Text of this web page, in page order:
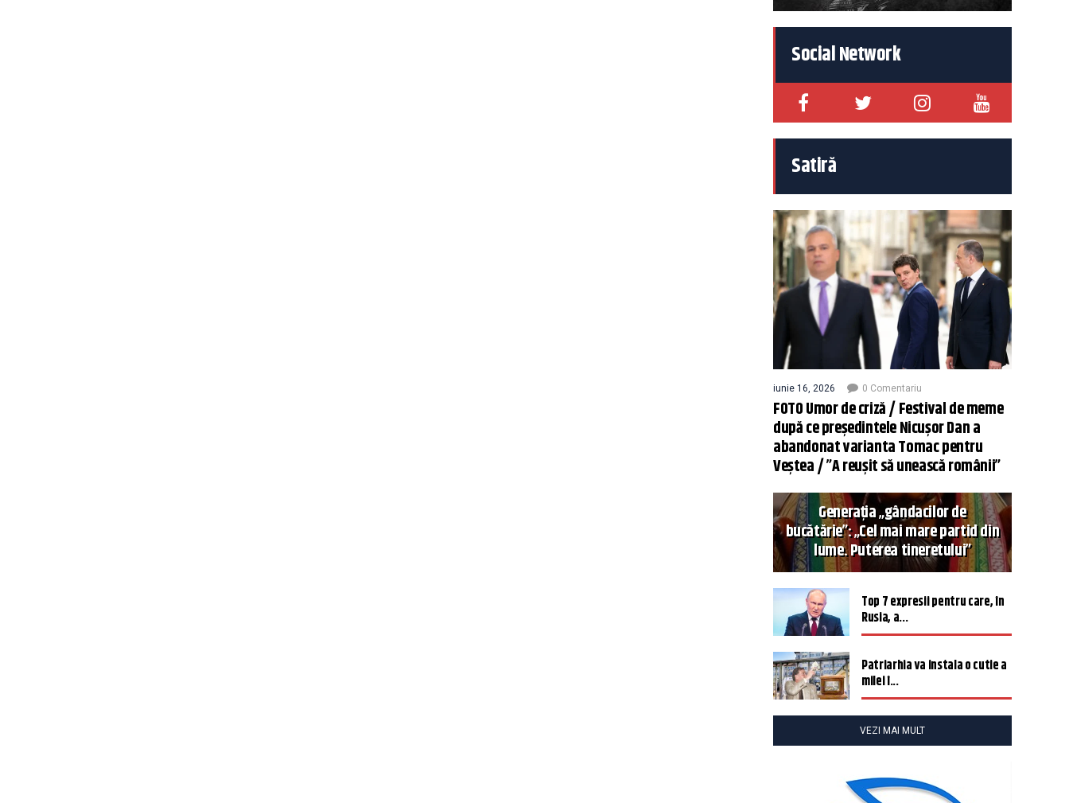
Social Network
Satiră
iunie 16, 2026 0 Comentariu
FOTO Umor de criză / Festival de meme
după ce președintele Nicușor Dan a
abandonat varianta Tomac pentru
Veștea / ”A reușit să unească românii”
Generația „gândacilor de
bucătărie”: „Cel mai mare partid din
lume. Puterea tineretului”
Top 7 expresii pentru care, în
Rusia, a...
Patriarhia va instala o cutie a
milei î...
VEZI MAI MULT